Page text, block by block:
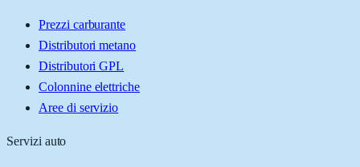
Prezzi carburante
Distributori metano
Distributori GPL
Colonnine elettriche
Aree di servizio
Servizi auto